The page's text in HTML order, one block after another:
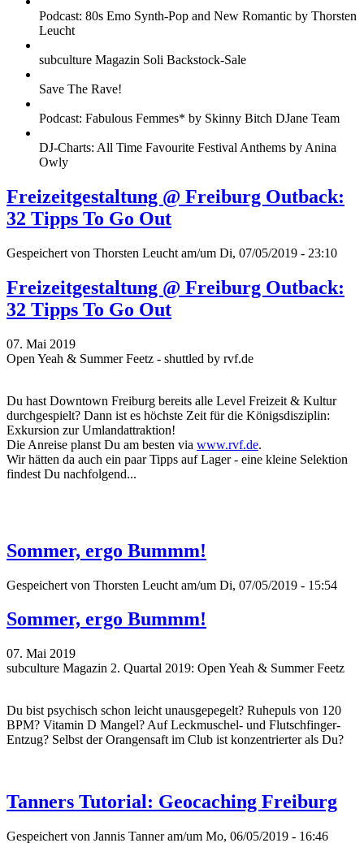
Podcast: 80s Emo Synth-Pop and New Romantic by Thorsten
Leucht
subculture Magazin Soli Backstock-Sale
Save The Rave!
Podcast: Fabulous Femmes* by Skinny Bitch DJane Team
DJ-Charts: All Time Favourite Festival Anthems by Anina
Owly
Freizeitgestaltung @ Freiburg Outback:
32 Tipps To Go Out
Gespeichert von Thorsten Leucht am/um Di, 07/05/2019 - 23:10
Freizeitgestaltung @ Freiburg Outback:
32 Tipps To Go Out
07. Mai 2019
Open Yeah & Summer Feetz - shuttled by rvf.de
Du hast Downtown Freiburg bereits alle Level Freizeit & Kultur
durchgespielt? Dann ist es höchste Zeit für die Königsdisziplin:
Exkursion zur Umlandattraktion!
Die Anreise planst Du am besten via www.rvf.de.
Wir hätten da auch ein paar Tipps auf Lager - eine kleine Selektion
findest Du nachfolgend...
Sommer, ergo Bummm!
Gespeichert von Thorsten Leucht am/um Di, 07/05/2019 - 15:54
Sommer, ergo Bummm!
07. Mai 2019
subculture Magazin 2. Quartal 2019: Open Yeah & Summer Feetz
Du bist psychisch schon leicht unausgepegelt? Ruhepuls von 120
BPM? Vitamin D Mangel? Auf Leckmuschel- und Flutschfinger-
Entzug? Selbst der Orangensaft im Club ist konzentrierter als Du?
Tanners Tutorial: Geocaching Freiburg
Gespeichert von Jannis Tanneram/um Mo, 06/05/2019 - 16:46